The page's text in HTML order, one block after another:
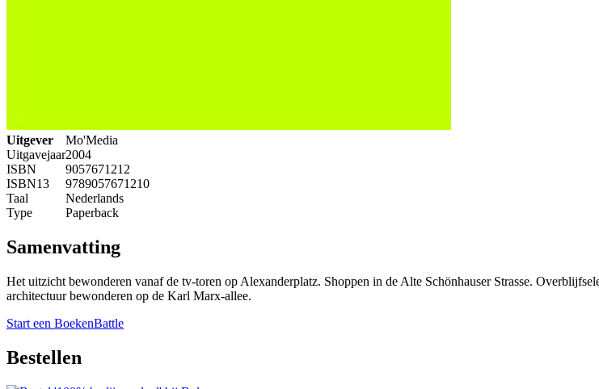
Uitgever
Mo'Media
Uitgavejaar2004
ISBN
9057671212
ISBN13
9789057671210
Taal
Nederlands
Type
Paperback
Samenvatting
Het uitzicht bewonderen vanaf de tv-toren op Alexanderplatz. Shoppen in de Alte Schönhauser Strasse.
architectuur bewonderen op de Karl Marx-allee.
Start een BoekenBattle
Bestellen